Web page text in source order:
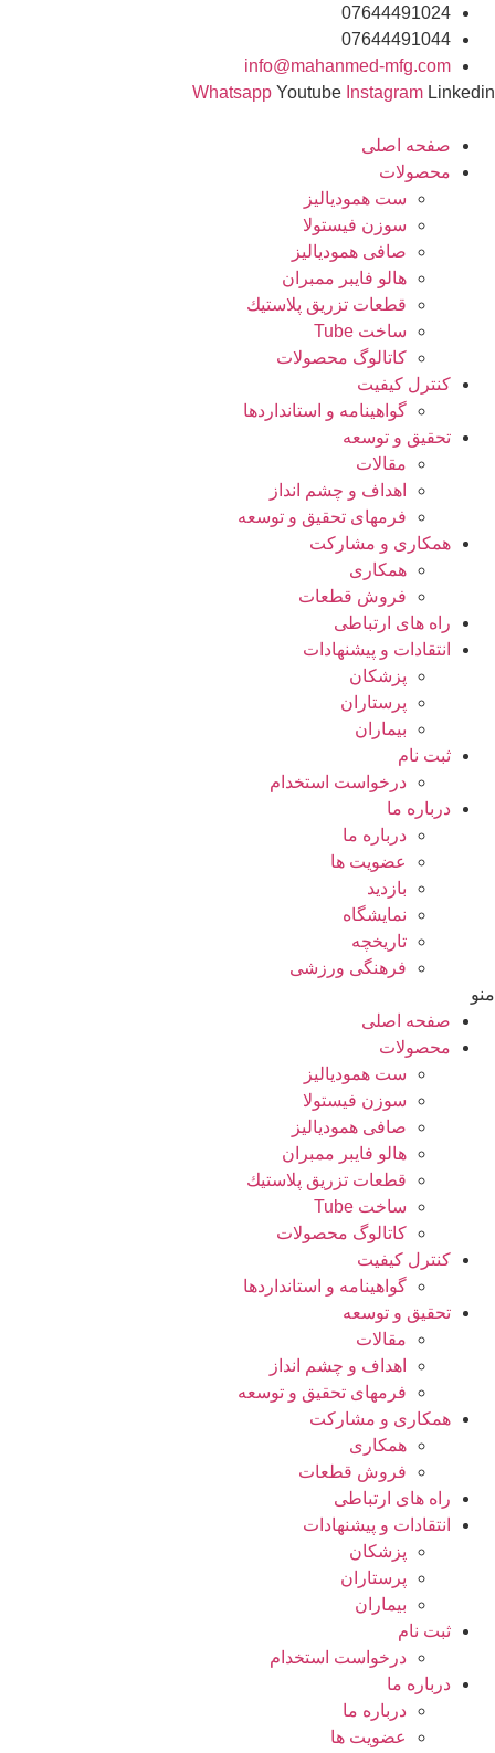
پرش
محتوا
07644491024
07644491044
info@mahanmed-mfg.com
Whatsapp Youtube Instagram Linkedin
صفحه اصلی
محصولات
ست همودیالیز
سوزن فیستولا
صافی همودیالیز
هالو فایبر ممبران
قطعات تزريق پلاستيك
ساخت Tube
کاتالوگ محصولات
کنترل کیفیت
گواهينامه و استانداردها
تحقيق و توسعه
مقالات
اهداف و چشم انداز
فرمهای تحقیق و توسعه
همکاری و مشارکت
همکاری
فروش قطعات
راه های ارتباطی
انتقادات و پيشنهادات
پزشكان
پرستاران
بيماران
ثبت نام
درخواست استخدام
درباره ما
درباره ما
عضویت ها
بازدید
نمایشگاه
تاريخچه
فرهنگی ورزشی
منو
صفحه اصلی
محصولات
ست همودیالیز
سوزن فیستولا
صافی همودیالیز
هالو فایبر ممبران
قطعات تزريق پلاستيك
ساخت Tube
کاتالوگ محصولات
کنترل کیفیت
گواهينامه و استانداردها
تحقيق و توسعه
مقالات
اهداف و چشم انداز
فرمهای تحقیق و توسعه
همکاری و مشارکت
همکاری
فروش قطعات
راه های ارتباطی
انتقادات و پيشنهادات
پزشكان
پرستاران
بيماران
ثبت نام
درخواست استخدام
درباره ما
درباره ما
عضویت ها